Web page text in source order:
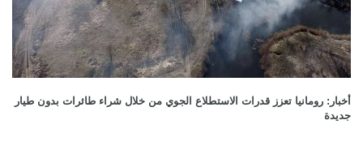
أخبار: رومانيا تعزز قدرات الاستطلاع الجوي من خلال شراء طائرات بدون طيار
جديدة